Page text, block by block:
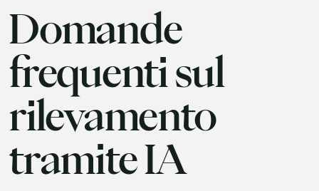
Domande
frequenti sul
rilevamento
tramite IA